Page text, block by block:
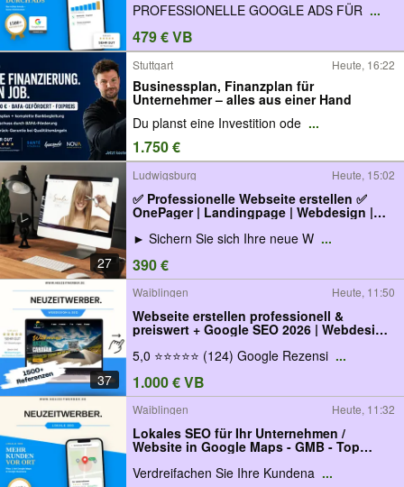
Platz #1
PROFESSIONELLE GOOGLE ADS FÜR ...
479 € VB
Stuttgart Heute, 16:22
Businessplan, Finanzplan für
Unternehmer – alles aus einer Hand
Du planst eine Investition ode ...
1.750 €
27
Ludwigsburg Heute, 15:02
✅ Professionelle Webseite erstellen ✅
OnePager | Landingpage | Webdesign |
Homepage | Website
► Sichern Sie sich Ihre neue W ...
390 €
37
Waiblingen Heute, 11:50
Webseite erstellen professionell &
preiswert + Google SEO 2026 | Webdesign
| Website | Homepage erstellen |
WordPress | Programmierer | UX / UI | Web
5,0 ⭐⭐⭐⭐⭐ (124) Google Rezensi ...
1.000 € VB
Waiblingen Heute, 11:32
Lokales SEO für Ihr Unternehmen /
Website in Google Maps - GMB - Top
Platzierte Homepage / Webseite bei My-
Business!
Verdreifachen Sie Ihre Kundena ...